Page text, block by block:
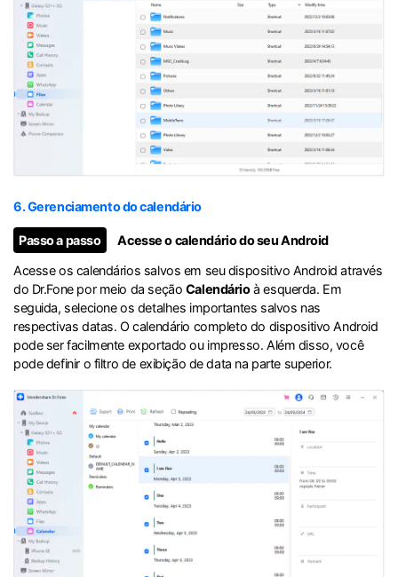
6. Gerenciamento do calendário
Passo a passo
Acesse o calendário do seu Android
Acesse os calendários salvos em seu dispositivo Android através
do Dr.Fone por meio da seção Calendárioà esquerda. Em
seguida, selecione os detalhes importantes salvos nas
respectivas datas. O calendário completo do dispositivo Android
pode ser facilmente exportado ou impresso. Além disso, você
pode definir o filtro de exibição de data na parte superior.